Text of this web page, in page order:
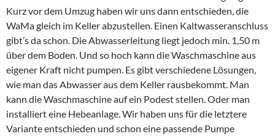
Kurz vor dem Umzug haben wir uns dann entschieden, die
WaMa gleich im Keller abzustellen. Einen Kaltwasseranschluss
gibt’s da schon. Die Abwasserleitung liegt jedoch min. 1,50 m
über dem Boden. Und so hoch kann die Waschmaschine aus
eigener Kraft nicht pumpen. Es gibt verschiedene Lösungen,
wie man das Abwasser aus dem Keller rausbekommt. Man
kann die Waschmaschine auf ein Podest stellen. Oder man
installiert eine Hebeanlage. Wir haben uns für die letztere
Variante entschieden und schon eine passende Pumpe